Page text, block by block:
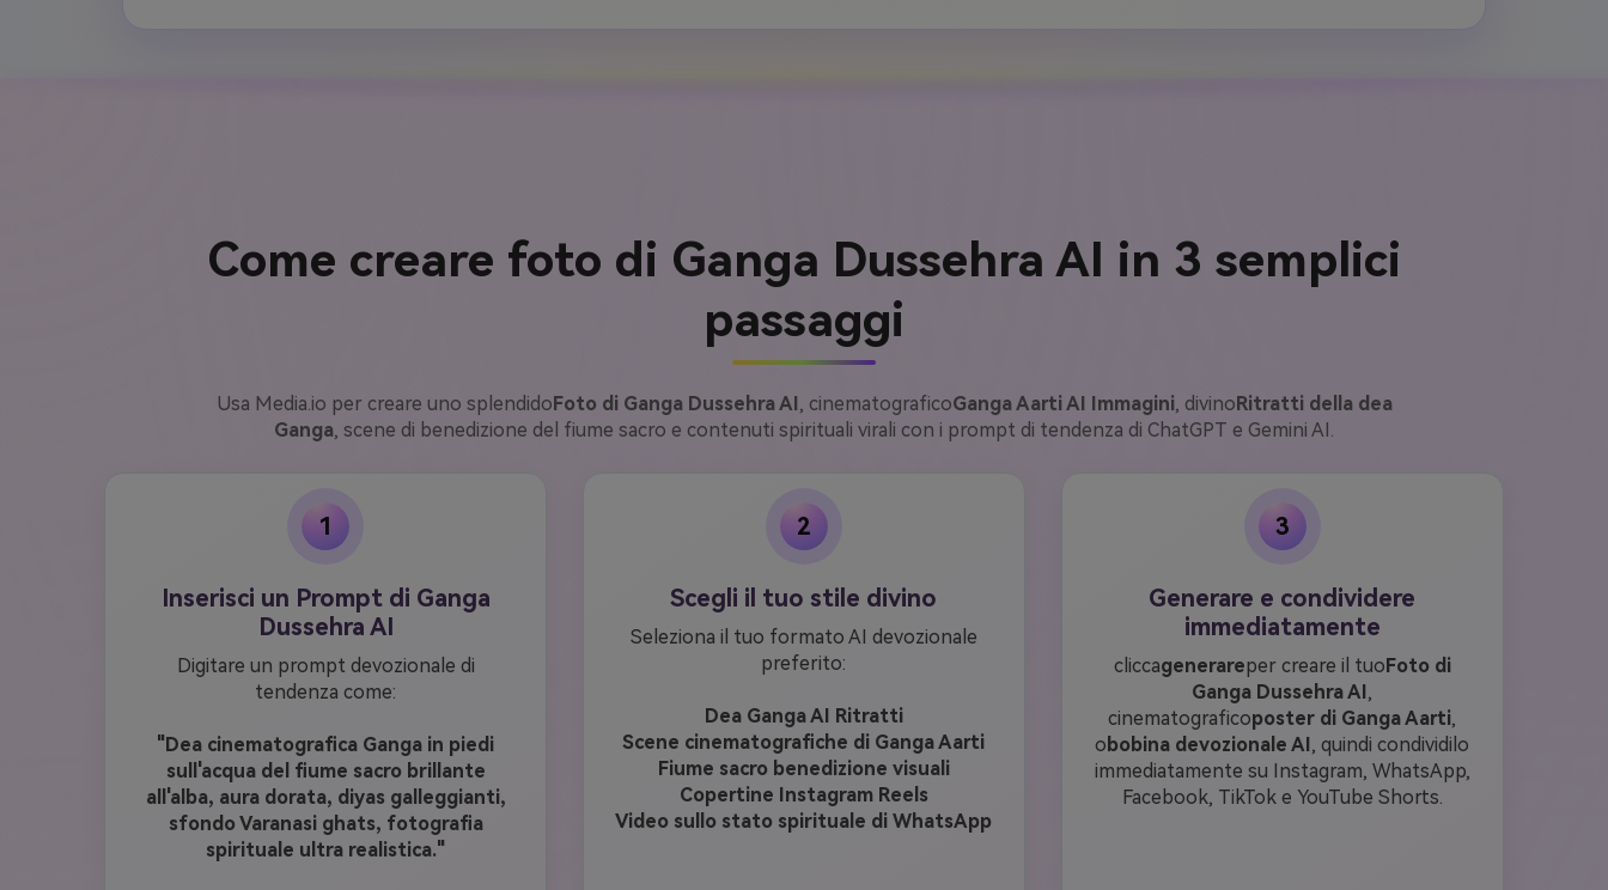
Come creare foto di Ganga Dussehra AI in 3 semplici
passaggi
Usa Media.io per creare uno splendidoFoto di Ganga Dussehra AI, cinematograficoGanga Aarti AI Immagini, divinoRitratti della dea
Ganga, scene di benedizione del fiume sacro e contenuti spirituali virali con i prompt di tendenza di ChatGPT e Gemini AI.
1
Inserisci un Prompt di Ganga
Dussehra AI
Digitare un prompt devozionale di
tendenza come:
"Dea cinematografica Ganga in piedi
sull'acqua del fiume sacro brillante
all'alba, aura dorata, diyas galleggianti,
sfondo Varanasi ghats, fotografia
spirituale ultra realistica."
2
Scegli il tuo stile divino
Seleziona il tuo formato AI devozionale
preferito:
Dea Ganga AI Ritratti
Scene cinematografiche di Ganga Aarti
Fiume sacro benedizione visuali
Copertine Instagram Reels
Video sullo stato spirituale di WhatsApp
3
Generare e condividere
immediatamente
cliccagenerareper creare il tuoFoto di
Ganga Dussehra AI,
cinematograficoposter di Ganga Aarti,
o bobina devozionale AI, quindi condividilo
immediatamente su Instagram, WhatsApp,
Facebook, TikTok e YouTube Shorts.